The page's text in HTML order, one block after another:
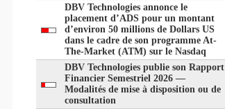
DBV Technologies annonce le
placement d’ADS pour un montant
d’environ 50 millions de Dollars US
dans le cadre de son programme At-
The-Market (ATM) sur le Nasdaq
DBV Technologies publie son Rapport
Financier Semestriel 2026 ―
Modalités de mise à disposition ou de
consultation